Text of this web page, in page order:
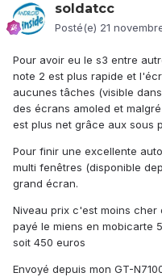
soldatcc
Posté(e) 21
Pour avoir eu le s3 entre
note 2 est plus rapide et
aucunes tâches (visible
des écrans amoled et
est plus net grâce aux sous
Pour finir une excellente
multi fenêtres (disponible
grand écran.
Niveau prix c'est moins
payé le miens en mobicarte
soit 450 euros
Envoyé depuis mon GT-